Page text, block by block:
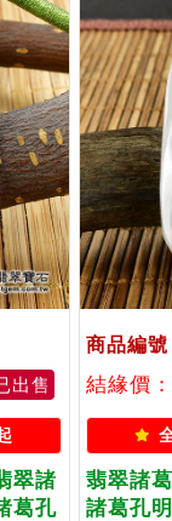
出售
翠諸
葛孔
商品編
結緣價
翡翠諸
諸葛孔